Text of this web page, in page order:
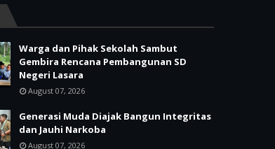
Warga dan Pihak Sekolah Sambut
Gembira Rencana Pembangunan SD
Negeri Lasara
August 07, 2026
Generasi Muda Diajak Bangun Integritas
dan Jauhi Narkoba
August 07, 2026